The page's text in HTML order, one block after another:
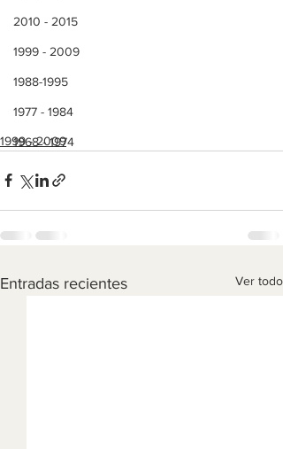
2010 - 2015
1999 - 2009
1988-1995
1977 - 1984
1968 - 1974
1999 - 2009
Entradas recientes Ver todo